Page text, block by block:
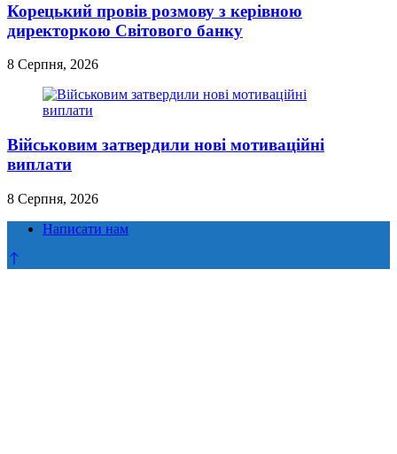
Корецький провів розмову з керівною
директоркою Світового банку
8 Серпня, 2026
Військовим затвердили нові мотиваційні
виплати
8 Серпня, 2026
Написати нам
Прокрутка
до